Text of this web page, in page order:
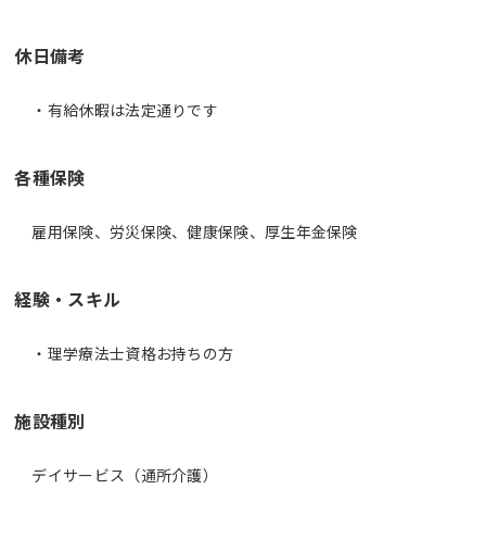
休日備考
・有給休暇は法定通りです
各種保険
雇用保険、労災保険、健康保険、厚生年金保険
経験・スキル
・理学療法士資格お持ちの方
施設種別
デイサービス（通所介護）